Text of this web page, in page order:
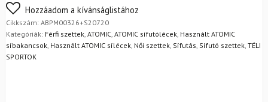
Sífutó
cipő
FISCHER
XC
Comfort
Pro
Nem biztos a választásában? Semmi gond – a terméket
egyszerűen visszaküldheti 14 napon belül, indoklás nélkül.
Mik a visszaküldés feltételei?
Hozzáadom a kívánságlistához
Cikkszám: ABPM00326+S20720
Kategóriák: Férfi szettek, ATOMIC, ATOMIC sífutólécek, Használt ATOMIC
síbakancsok, Használt ATOMIC sílécek, Női szettek, Sífutás, Sífutó szettek, TÉLI
SPORTOK